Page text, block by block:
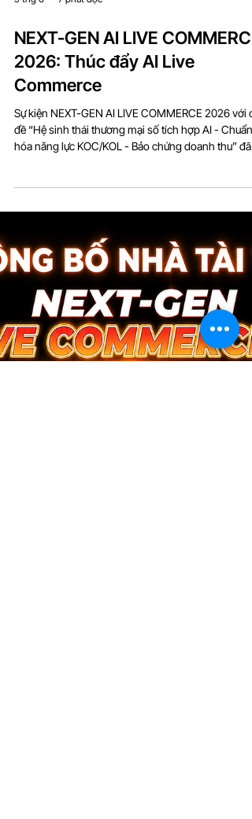
9 thg 6 7 phút đọc
NEXT-GEN AI LIVE COMMERCE
2026: Thúc đẩy AI Live
đề “Hệ sinh thái thương mại số tích hợp AI - Chuẩn
diễn ra thành công, ghi nhận nhiều dấu mốc quan
trọng trong việc kết nối các đơn vị, doanh nghiệp,
chuyên gia và đối tác cùng hướng đến sự phát triển
của AI Live Commerce trong mô hình thương mại
thế hệ mới.